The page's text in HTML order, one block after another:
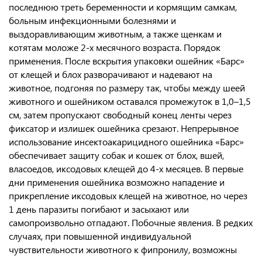
последнюю треть беременности и кормящим самкам,
больным инфекционными болезнями и
выздоравливающим животным, а также щенкам и
котятам моложе 2-х месячного возраста. Порядок
применения. После вскрытия упаковки ошейник «Барс»
от клещей и блох разворачивают и надевают на
животное, подгоняя по размеру так, чтобы между шеей
животного и ошейником оставался промежуток в 1,0–1,5
см, затем пропускают свободный конец ленты через
фиксатор и излишек ошейника срезают. Непрерывное
использование инсектоакарицидного ошейника «Барс»
обеспечивает защиту собак и кошек от блох, вшей,
власоедов, иксодовых клещей до 4-х месяцев. В первые
дни применения ошейника возможно нападение и
прикрепление иксодовых клещей на животное, но через
1 день паразиты погибают и засыхают или
самопроизвольно отпадают. Побочные явления. В редких
случаях, при повышенной индивидуальной
чувствительности животного к фипронилу, возможны